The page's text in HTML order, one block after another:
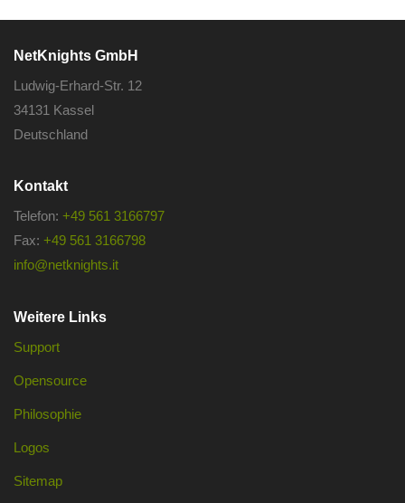
NetKnights GmbH
Ludwig-Erhard-Str. 12
34131 Kassel
Deutschland
Kontakt
Telefon: +49 561 3166797
Fax: +49 561 3166798
info@netknights.it
Weitere Links
Support
Opensource
Philosophie
Logos
Sitemap